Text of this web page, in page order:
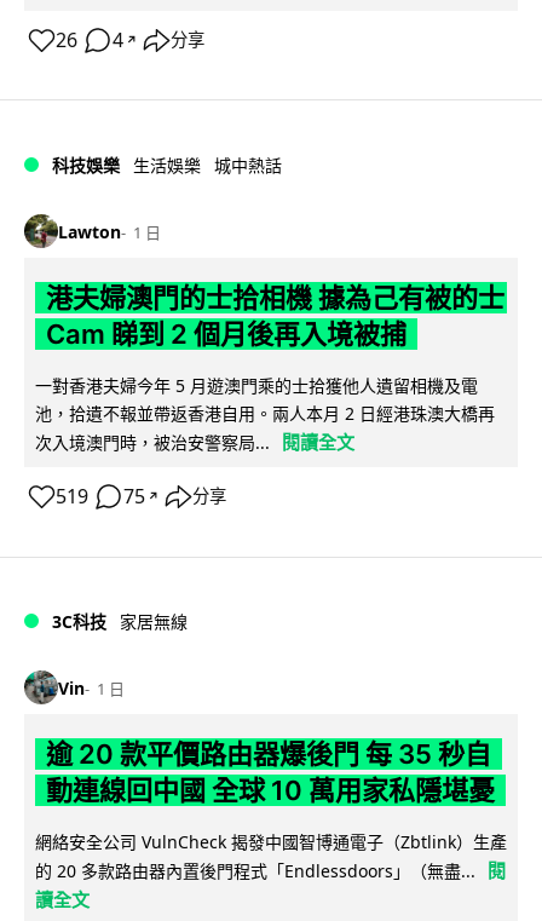
26 4 ↗ 分享
科技娛樂 生活娛樂 城中熱話
Lawton 1 日
港夫婦澳門的士拾相機 據為己有被的士
Cam 睇到 2 個月後再入境被捕
一對香港夫婦今年 5 月遊澳門乘的士拾獲他人遺留相機及電
池，拾遺不報並帶返香港自用。兩人本月 2 日經港珠澳大橋再
次入境澳門時，被治安警察局...
閱讀全文
519 75 ↗ 分享
3C科技 家居無線
Vin 1 日
逾 20 款平價路由器爆後門 每 35 秒自
動連線回中國 全球 10 萬用家私隱堪憂
網絡安全公司 VulnCheck 揭發中國智博通電子（Zbtlink）生產
的 20 多款路由器內置後門程式「Endlessdoors」（無盡...
閱
讀全文